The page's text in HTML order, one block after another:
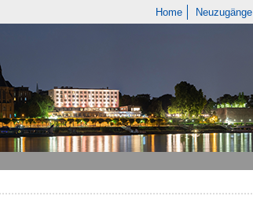
Home Neuzugänge